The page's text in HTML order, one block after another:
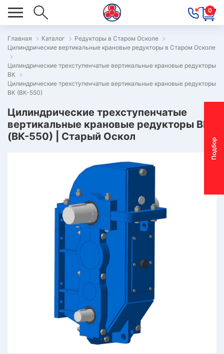
0
П
о
д
б
о
р
м
о
т
о
р
-
р
е
д
у
к
т
о
р
Главная Каталог
Редукторы в Старом Осколе
Цилиндрические вертикальные крановые редукторы в Старом Осколе
Цилиндрические трехступенчатые вертикальные крановые редукторы
ВК
Цилиндрические трехступенчатые вертикальные крановые редукторы
ВК (ВК-550)
Цилиндрические трехступенчатые
вертикальные крановые редукторы ВК
(ВК-550) | Старый Оскол